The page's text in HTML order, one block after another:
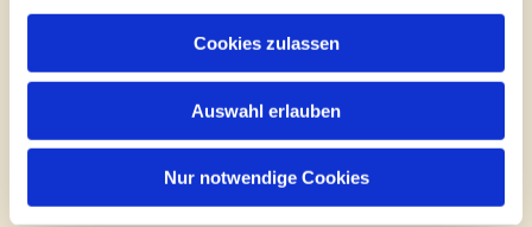
Cookies zulassen
Auswahl erlauben
Nur notwendige Cookies
Kontakt und Öffnungszeiten
Gemeinde- und Friedhofsamt
Montag: geschlossen
Nachmittags nach Vereinbarung
Tel:0 52 04 / 36 28